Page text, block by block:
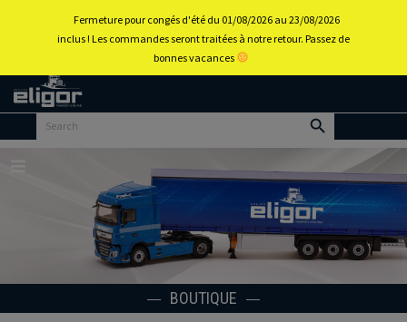
Retour
BOUTIQUE
Fermeture pour congés d'été du 01/08/2026 au 23/08/2026
inclus ! Les commandes seront traitées à notre retour. Passez de
bonnes vacances